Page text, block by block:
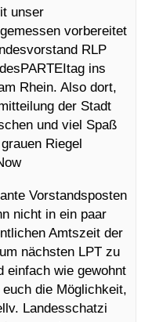
unser
vorbereitet
RLP
ins
Rhein. Also dort,
der Stadt
und viel Spaß
Riegel
Vorstandsposten
nicht in ein paar
Amtszeit der
nächsten LPT zu
einfach wie gewohnt
die Möglichkeit,
Landesschatzi